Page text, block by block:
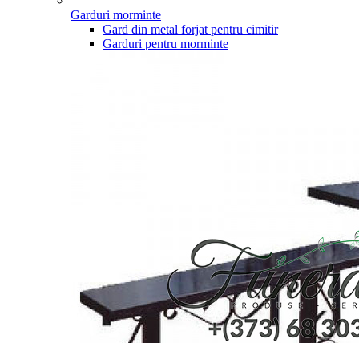
Garduri morminte
Gard din metal forjat pentru cimitir
Garduri pentru morminte